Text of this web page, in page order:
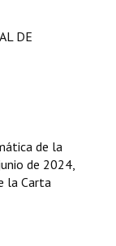
DE
de la
de 2024,
la Carta